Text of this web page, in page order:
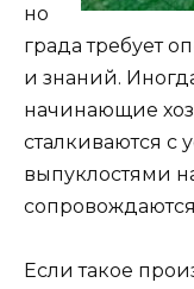
но
града требует
и знаний.
начинающие
сталкиваются с
выпуклостями
Если такое